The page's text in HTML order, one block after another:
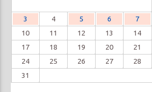
3
4 5 6 7
10
11 12 13 14
17
18 19 20 21
24
25 26 27 28
31